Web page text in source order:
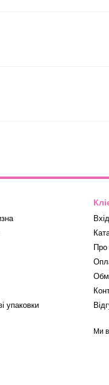
упаковки
Про
Ми